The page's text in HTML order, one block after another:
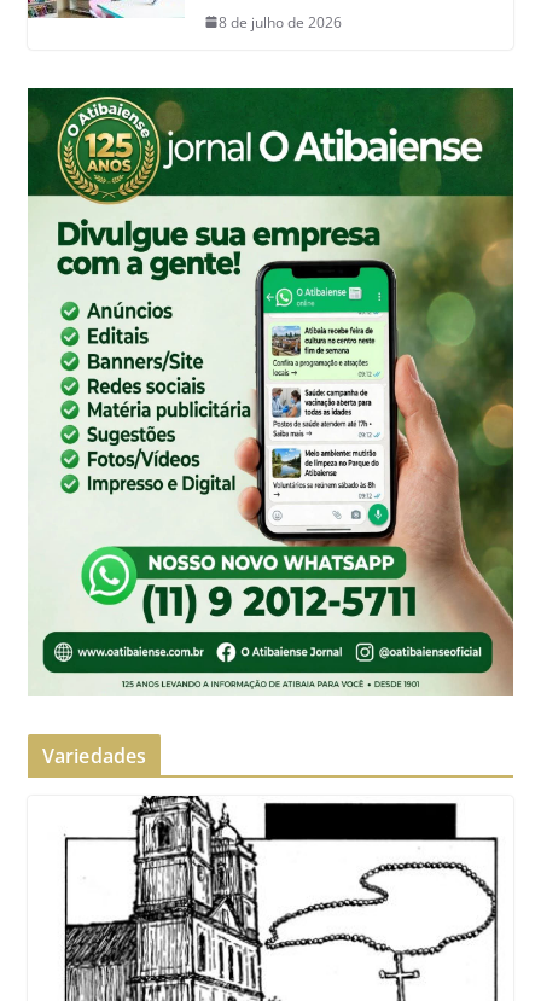
8 de julho de 2026
Variedades